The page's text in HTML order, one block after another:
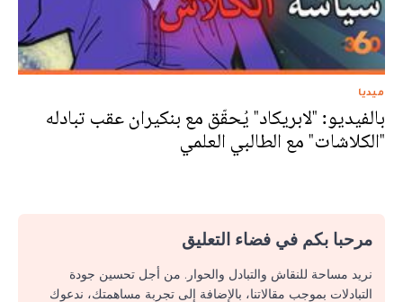
ميديا
بالفيديو: "لابريكاد" يُحقّق مع بنكيران عقب تبادله
"الكلاشات" مع الطالبي العلمي
مرحبا بكم في فضاء التعليق
نريد مساحة للنقاش والتبادل والحوار. من أجل تحسين جودة
التبادلات بموجب مقالاتنا، بالإضافة إلى تجربة مساهمتك، ندعوك